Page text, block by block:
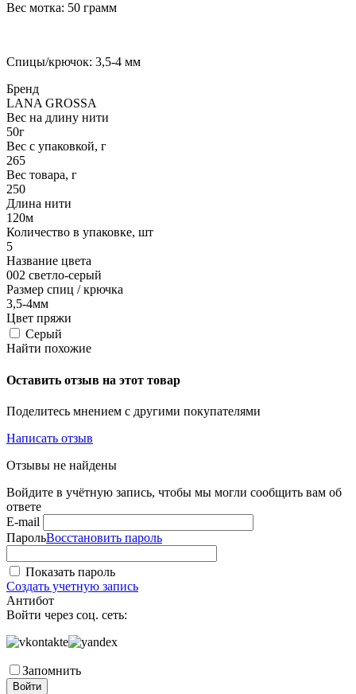
Вес мотка: 50 грамм
Спицы/крючок: 3,5-4 мм
Бренд
LANA GROSSA
Вес на длину нити
50г
Вес с упаковкой, г
265
Вес товара, г
250
Длина нити
120м
Количество в упаковке, шт
5
Название цвета
002 светло-серый
Размер спиц / крючка
3,5-4мм
Цвет пряжи
Серый
Найти похожие
Оставить отзыв на этот товар
Поделитесь мнением с другими покупателями
Написать отзыв
Отзывы не найдены
Войдите в учётную запись, чтобы мы могли сообщить вам об
ответе
E-mail
ПарольВосстановить пароль
Показать пароль
Создать учетную запись
Антибот
Войти через соц. сеть:
Запомнить
Войти